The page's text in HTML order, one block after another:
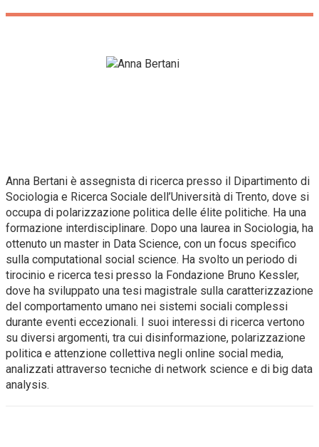
Anna Bertani è assegnista di ricerca presso il Dipartimento di
Sociologia e Ricerca Sociale dell’Università di Trento, dove si
occupa di polarizzazione politica delle élite politiche. Ha una
formazione interdisciplinare. Dopo una laurea in Sociologia, ha
ottenuto un master in Data Science, con un focus specifico
sulla computational social science. Ha svolto un periodo di
tirocinio e ricerca tesi presso la Fondazione Bruno Kessler,
dove ha sviluppato una tesi magistrale sulla caratterizzazione
del comportamento umano nei sistemi sociali complessi
durante eventi eccezionali. I suoi interessi di ricerca vertono
su diversi argomenti, tra cui disinformazione, polarizzazione
politica e attenzione collettiva negli online social media,
analizzati attraverso tecniche di network science e di big data
analysis.